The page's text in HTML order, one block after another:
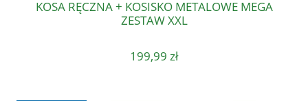
KOSA RĘCZNA + KOSISKO METALOWE MEGA
ZESTAW XXL
199,99 zł